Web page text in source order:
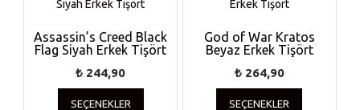
ürün
sayfasından
ürün
Assassin’s Creed Black
Flag Siyah Erkek Tişört
₺ 244,90
SEÇENEKLER
Bu
God of War Kratos
Beyaz Erkek Tişört
₺264,90
SEÇENEKLER
Bu